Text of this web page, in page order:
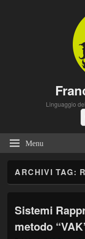
Linguaggio
Menu
ARCHIVI TAG:
Sistemi
metodo